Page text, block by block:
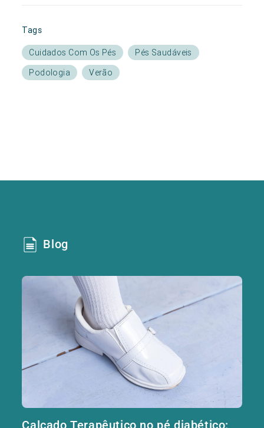
Tags
Cuidados Com Os Pés
Pés Saudáveis
Podologia
Verão
Blog
Calçado Terapêutico no pé diabético: